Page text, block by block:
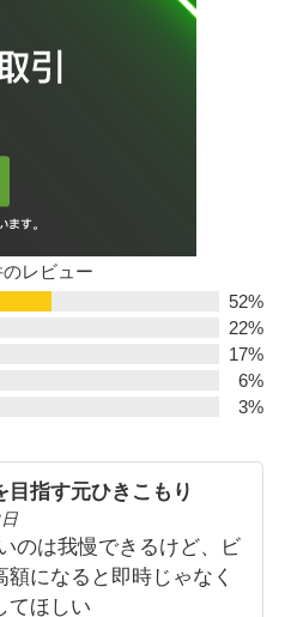
レビュー
52%
22%
17%
6%
3%
のは我慢できるけど、ビ
になると即時じゃなく
てほしい
目指す元ひきこもり